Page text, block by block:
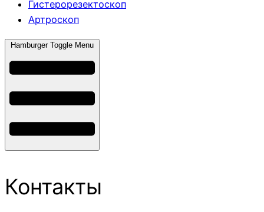
Гистерорезектоскоп
Артроскоп
Hamburger Toggle Menu
Контакты